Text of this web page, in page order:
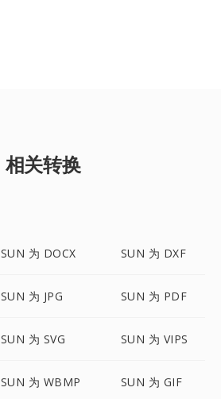
相关转换
SUN 为 DOCX SUN 为 DXF
SUN 为 JPG SUN 为 PDF
SUN 为 SVG SUN 为 VIPS
SUN 为 WBMP SUN 为 GIF